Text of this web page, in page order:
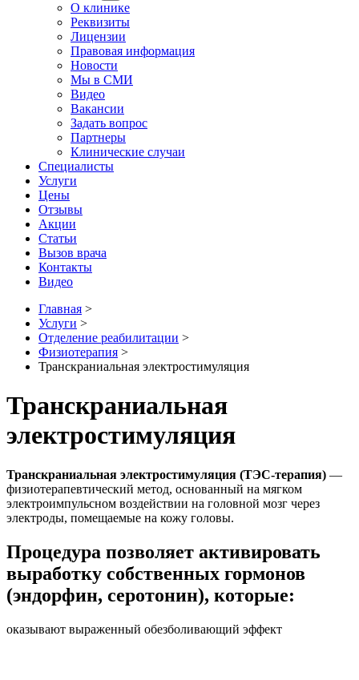
О клинике
Реквизиты
Лицензии
Правовая информация
Новости
Мы в СМИ
Видео
Вакансии
Задать вопрос
Партнеры
Клинические случаи
Специалисты
Услуги
Цены
Отзывы
Акции
Статьи
Вызов врача
Контакты
Видео
Главная >
Услуги >
Отделение реабилитации >
Физиотерапия >
Транскраниальная электростимуляция
Транскраниальная
электростимуляция
Транскраниальная электростимуляция (ТЭС-терапия) —
физиотерапевтический метод, основанный на мягком
электроимпульсном воздействии на головной мозг через
электроды, помещаемые на кожу головы.
Процедура позволяет активировать
выработку собственных гормонов
(эндорфин, серотонин), которые:
оказывают выраженный обезболивающий эффект